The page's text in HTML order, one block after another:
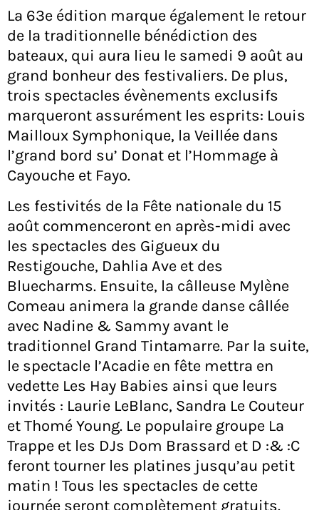
La 63e édition marque également le retour
de la traditionnelle bénédiction des
bateaux, qui aura lieu le samedi 9 août au
grand bonheur des festivaliers. De plus,
trois spectacles évènements exclusifs
marqueront assurément les esprits: Louis
Mailloux Symphonique, la Veillée dans
l’grand bord su’ Donat et l’Hommage à
Cayouche et Fayo.
Les festivités de la Fête nationale du 15
août commenceront en après-midi avec
les spectacles des Gigueux du
Restigouche, Dahlia Ave et des
Bluecharms. Ensuite, la câlleuse Mylène
Comeau animera la grande danse câllée
avec Nadine & Sammy avant le
traditionnel Grand Tintamarre. Par la suite,
le spectacle l’Acadie en fête mettra en
vedette Les Hay Babies ainsi que leurs
invités : Laurie LeBlanc, Sandra Le Couteur
et Thomé Young. Le populaire groupe La
Trappe et les DJs Dom Brassard et D :& :C
feront tourner les platines jusqu’au petit
matin ! Tous les spectacles de cette
journée seront complètement gratuits.